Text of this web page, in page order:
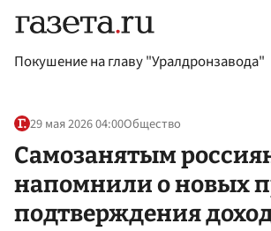
Покушение на главу "Уралдронзавода"
29 мая 2026 04:00Общество
Самозанятым
напомнили о новых
подтверждения